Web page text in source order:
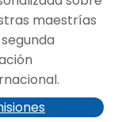
maestrías